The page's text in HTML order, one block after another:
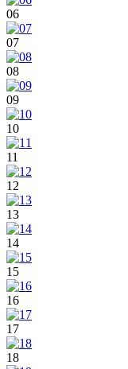
06
07
08
09
10
11
12
13
14
15
16
17
18